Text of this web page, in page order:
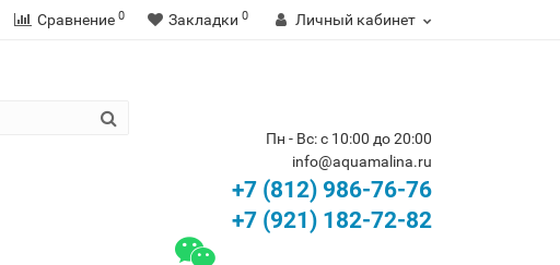
Сравнение 0 Закладки 0 Личный кабинет
Пн - Вс: с 10:00 до 20:00
info@aquamalina.ru
+7 (812) 986-76-76
+7 (921) 182-72-82